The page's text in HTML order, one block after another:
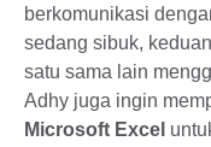
berkomunikasi
sedang sibuk,
satu sama lain
Adhy juga ingin
Microsoft Excel